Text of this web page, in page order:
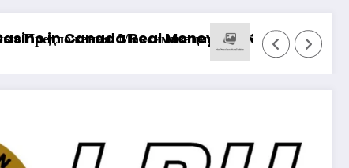
казино
Pinco Online Casino: Oyunçuların Müştəri